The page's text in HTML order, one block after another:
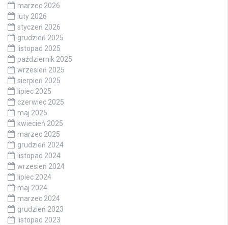
marzec 2026
luty 2026
styczeń 2026
grudzień 2025
listopad 2025
październik 2025
wrzesień 2025
sierpień 2025
lipiec 2025
czerwiec 2025
maj 2025
kwiecień 2025
marzec 2025
grudzień 2024
listopad 2024
wrzesień 2024
lipiec 2024
maj 2024
marzec 2024
grudzień 2023
listopad 2023